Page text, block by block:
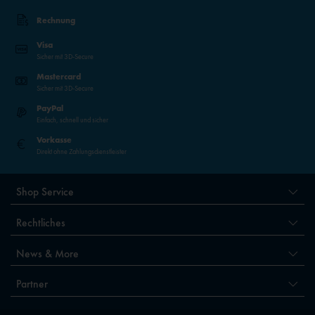
Rechnung
Visa
Sicher mit 3D-Secure
Mastercard
Sicher mit 3D-Secure
PayPal
Einfach, schnell und sicher
Vorkasse
Direkt ohne Zahlungsdienstleister
Shop Service
Rechtliches
News & More
Partner